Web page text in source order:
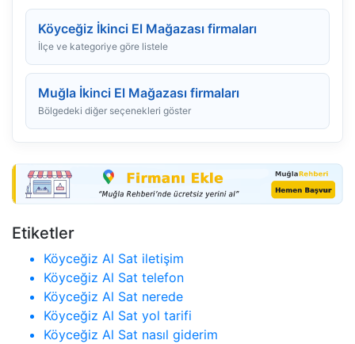
Köyceğiz İkinci El Mağazası firmaları
İlçe ve kategoriye göre listele
Muğla İkinci El Mağazası firmaları
Bölgedeki diğer seçenekleri göster
Etiketler
Köyceğiz Al Sat iletişim
Köyceğiz Al Sat telefon
Köyceğiz Al Sat nerede
Köyceğiz Al Sat yol tarifi
Köyceğiz Al Sat nasıl giderim